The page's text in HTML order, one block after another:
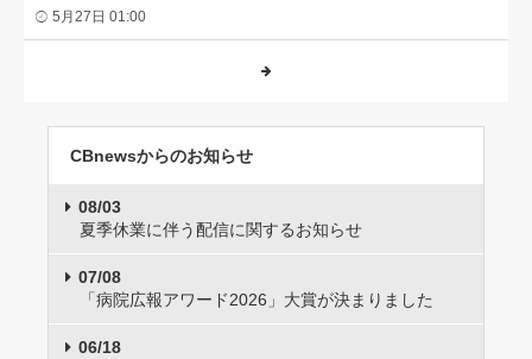
5月27日 01:00
CBnewsからのお知らせ
08/03
夏季休業に伴う配信に関するお知らせ
07/08
「病院広報アワード2026」大賞が決まりました
06/18